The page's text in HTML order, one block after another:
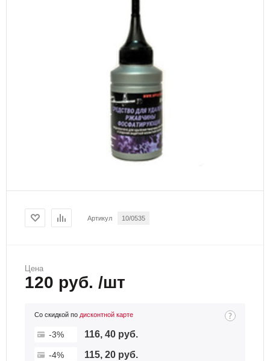
Артикул 10/0535
Цена
120 руб. /шт
Со скидкой по дисконтной карте
-3% 116, 40 руб.
-4% 115, 20 руб.